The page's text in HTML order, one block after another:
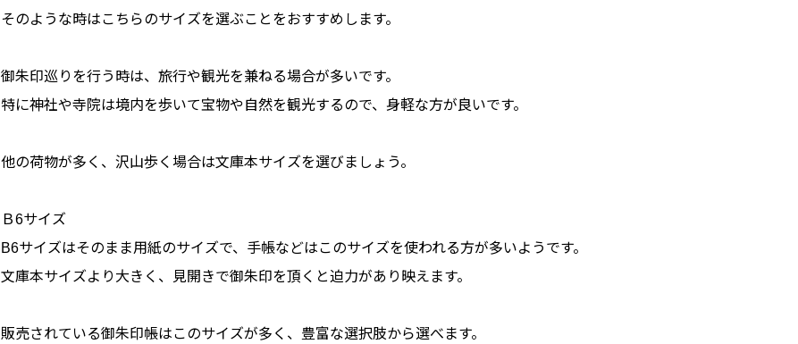
そのような時はこちらのサイズを選ぶことをおすすめします。
御朱印巡りを行う時は、旅行や観光を兼ねる場合が多いです。
特に神社や寺院は境内を歩いて宝物や自然を観光するので、身軽な方が良いです。
他の荷物が多く、沢山歩く場合は文庫本サイズを選びましょう。
Ｂ6サイズ
B6サイズはそのまま用紙のサイズで、手帳などはこのサイズを使われる方が多いようです。
文庫本サイズより大きく、見開きで御朱印を頂くと迫力があり映えます。
販売されている御朱印帳はこのサイズが多く、豊富な選択肢から選べます。